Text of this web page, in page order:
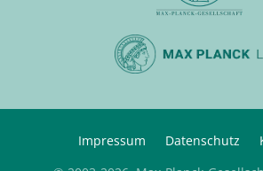
Impressum Datenschutz